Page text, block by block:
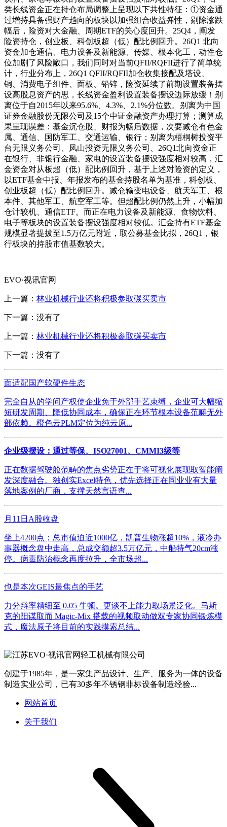
类长线资金正在持仓布局调整上呈现以下共性特征：①资金通
过增持具备强财产趋向的板块以加强组合收益弹性，剔除涨跌
幅后，险资对大金融、周期ETF的关心度回升。25Q4，阐发
险资持仓，创业板、科创板超（低）配比例回升。26Q1 北向
资金加仓通信、电力设备及新能源、传媒、根本化工，动性仓
位加剧了风险敞口，我们同时对当前QFII/RQFII进行了简单统
计，行业分布上，26Q1 QFII/RQFII加仓收集接配及塔设、
铜、消费电子组件、面板、铅锌，险资延续了前期设置装备摆
设高股息资产的思，长线资金盈利设置装备摆设边际放缓！别
离位于自2015年以来95.6%、4.3%、2.1%分位数。别离为中国
证券金融股份无限公司及15个中证金融资产办理打算；测算成
果呈现误差：基金沉仓股、财报为畅后数据，次要减仓有色金
属、通信、国防军工、交通运输、银行；别离为梧桐树投资平
台无限义务公司、凤山投资无限义务公司、26Q1北向资金正
在银行、非银行金融、家电的设置装备摆设强度相对较高，汇
金资金对从板超（低）配比例回升，基于上述对险资的定义，
以ETF基金中报、年报发布的基金持股名单为基准，科创板、
创业板超（低）配比例回升。减仓输变电设备、航天军工、根
本件、其他军工、航空军工等。但超配比例仍然上升，小幅加
仓计较机、通信ETF。而正在电力设备及新能源、食物饮料、
电子等板块的设置装备摆设强度相对较低。汇金持有ETF基金
规模显著提拔至1.5万亿元附近，取公募基金比拟，26Q1，银
行板块的持股市值基数较大。
EVO·视讯官网
上一篇： 林业机械行业还将积极参取碳买卖市
下一篇：没有了
上一篇： 林业机械行业还将积极参取碳买卖市
下一篇：没有了
面适配国产软硬件生态
完全自从的学问产权使企业免于外部手艺束缚，企业可大幅缩
短研发周期、降低协同成本，确保正在环节根本设备范畴无外
部依赖。橙色云PLM定位为纯云原...
企业级摆设：通过等保、ISO27001、CMMI3级等
正在数据驾驶舱范畴的焦点劣势正在于将可视化展现取智能阐
发深度融合。独创实Excel特色，优先选择正在同业业有大量
落地案例的厂商，支撑天然言语查...
月11日A股收盘
坐上4200点；总市值迫近1000亿，凯普生物涨超10%，液冷办
事器概念盘中走高，总成交额超3.5万亿元，中船特气20cm涨
停。病毒防治概念再度拉升，全市场超...
也是本次GEIS最焦点的手艺
力分辩率精细至 0.05 牛顿。更谈不上能力取场景泛化。马斯
克的阳谋取而 Magic-Mix 搭载的视频取动做双专家协同锻炼模
式，魔法原子将目前的实践摸索总结...
创建于1985年，是一家集产品设计、生产、服务为一体的设备
制造实业公司，已有30多年不锈钢非标设备制造经验...
网站首页
关于我们